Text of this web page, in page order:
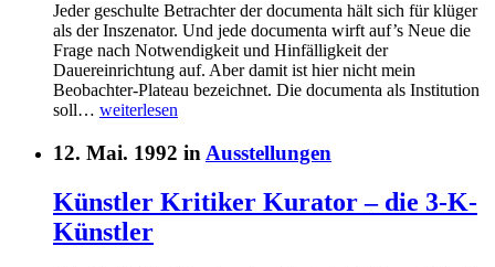
Jeder geschulte Betrachter der documenta hält sich für klüger
als der Inszenator. Und jede documenta wirft auf’s Neue die
Frage nach Notwendigkeit und Hinfälligkeit der
Dauereinrichtung auf. Aber damit ist hier nicht mein
Beobachter-Plateau bezeichnet. Die documenta als Institution
soll… weiterlesen
12. Mai. 1992 in Ausstellungen
Künstler Kritiker Kurator – die 3-K-
Künstler